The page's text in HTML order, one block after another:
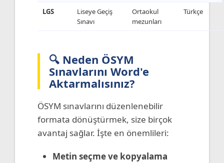
LGS
Liseye Geçiş
Sınavı
Ortaokul
mezunları
Türkçe
🔍 Neden ÖSYM
Sınavlarını Word'e
Aktarmalısınız?
ÖSYM sınavlarını düzenlenebilir
formata dönüştürmek, size birçok
avantaj sağlar. İşte en önemlileri:
Metin seçme ve kopyalama